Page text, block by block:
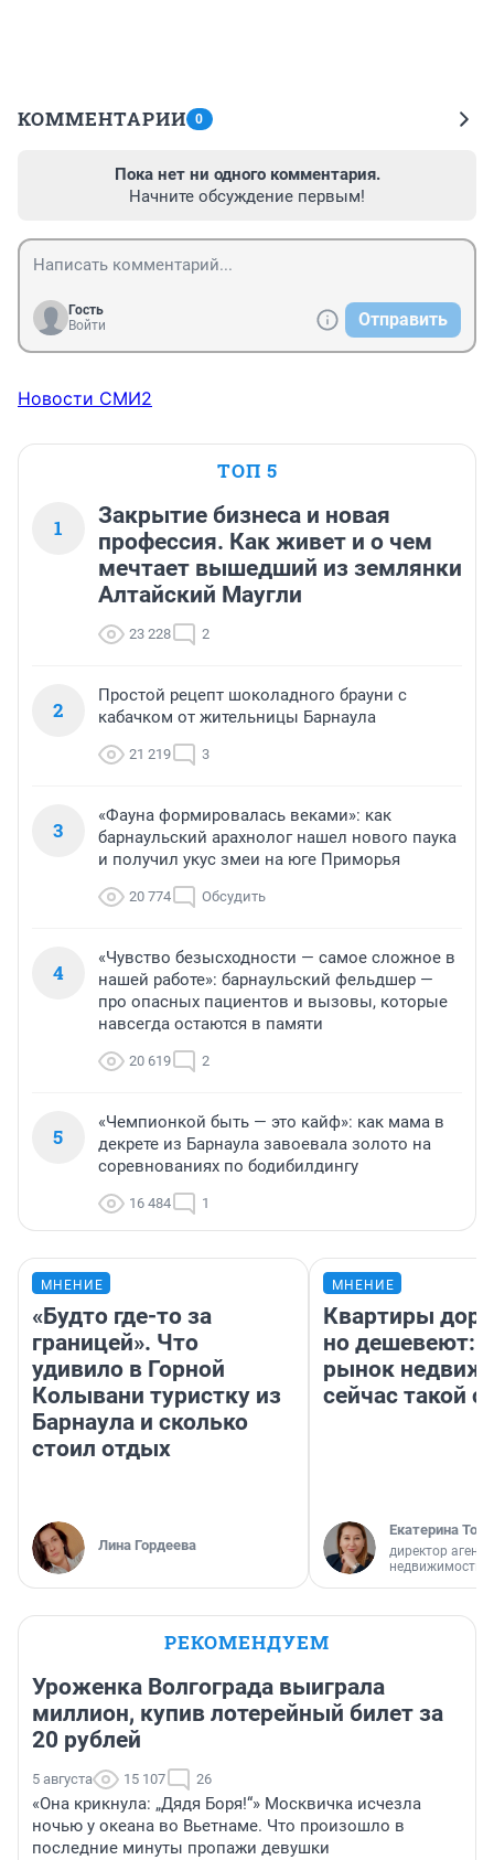
КОММЕНТАРИИ 0
Пока нет ни одного комментария.
Начните обсуждение первым!
Гость
Войти
Отправить
Новости СМИ2
ТОП 5
1
Закрытие бизнеса и новая
профессия. Как живет и о чем
мечтает вышедший из землянки
Алтайский Маугли
23 228 2
2
Простой рецепт шоколадного брауни с
кабачком от жительницы Барнаула
21 219 3
3
«Фауна формировалась веками»: как
барнаульский арахнолог нашел нового паука
и получил укус змеи на юге Приморья
20 774 Обсудить
4
«Чувство безысходности — самое сложное в
нашей работе»: барнаульский фельдшер —
про опасных пациентов и вызовы, которые
навсегда остаются в памяти
20 619 2
5
«Чемпионкой быть — это кайф»: как мама в
декрете из Барнаула завоевала золото на
соревнованиях по бодибилдингу
16 484 1
МНЕНИЕ
«Будто где-то за
границей». Что
удивило в Горной
Колывани туристку из
Барнаула и сколько
стоил отдых
Лина Гордеева
МНЕНИЕ
Квартиры
но дешевеют:
рынок
сейчас такой
Екатерина
директор
недвижимости
РЕКОМЕНДУЕМ
Уроженка Волгограда выиграла
миллион, купив лотерейный билет за
20 рублей
5 августа 15 107 26
«Она крикнула: „Дядя Боря!“» Москвичка исчезла
ночью у океана во Вьетнаме. Что произошло в
последние минуты пропажи девушки